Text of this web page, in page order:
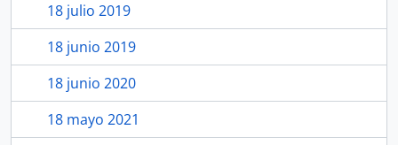
18 julio 2019
18 junio 2019
18 junio 2020
18 mayo 2021